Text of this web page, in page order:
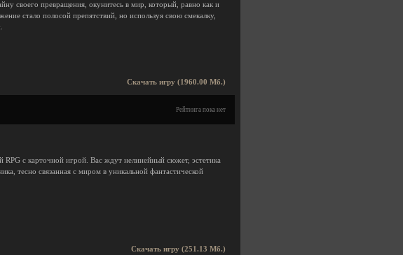
своего превращения, окунитесь в мир, который, равно как и
стало полосой препятствий, но используя свою смекалку,
Скачать игру (1960.00 Мб.)
Рейтинга пока нет
RPG с карточной игрой. Вас ждут нелинейный сюжет, эстетика
тесно связанная с миром в уникальной фантастической
Скачать игру (251.13 Мб.)